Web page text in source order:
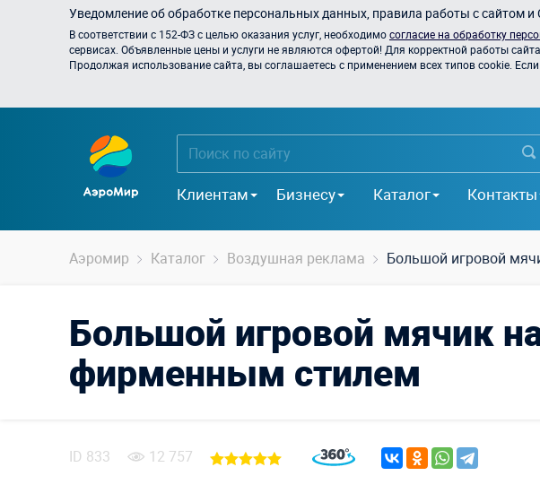
Уведомление об обработке персональных данных, правила работы с сайтом и
В соответствии с 152-ФЗ с целью оказания услуг, необходимосогласие на обработку
сервисах. Объявленные цены и услуги не являются офертой! Для корректной работы
Продолжая использование сайта, вы соглашаетесь с применением всех типов cookie.
Клиентам Бизнесу Каталог Контакты
Аэромир Каталог Воздушная реклама Большой игровой
Большой игровой мячик
фирменным стилем
ID 833 12 757